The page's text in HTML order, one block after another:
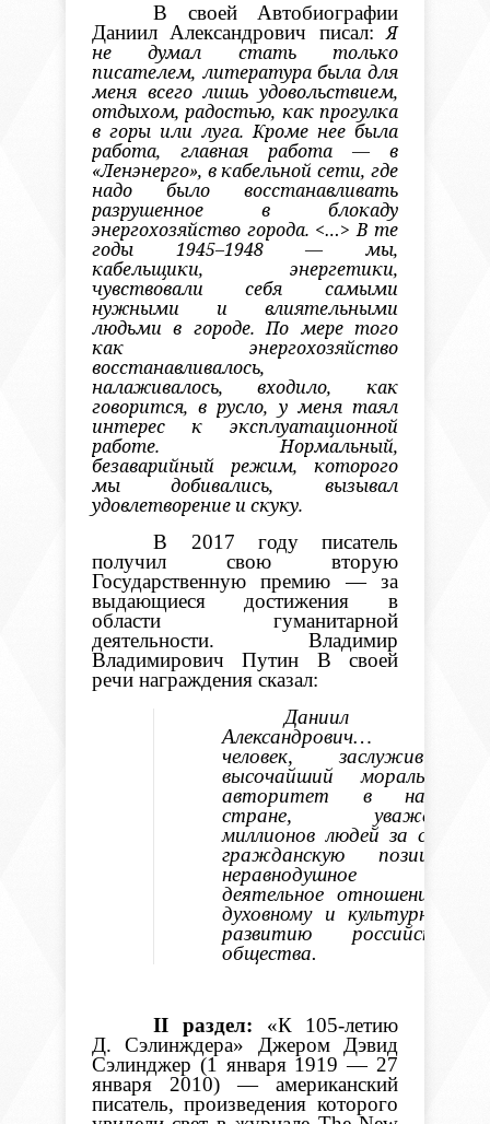
В своей Автобиографии
Даниил Александрович писал:Я
не думал стать только
писателем, литература была для
меня всего лишь удовольствием,
отдыхом, радостью, как прогулка
в горы или луга. Кроме нее была
работа, главная работа — в
«Ленэнерго», в кабельной сети, где
надо было восстанавливать
разрушенное вблокаду
энергохозяйство города. <…> В те
годы 1945–1948 — мы,
кабельщики, энергетики,
чувствовали себя самыми
нужными и влиятельными
людьми в городе. По мере того
как энергохозяйство
восстанавливалось,
налаживалось, входило, как
говорится, в русло, у меня таял
интерес к эксплуатационной
работе. Нормальный,
безаварийный режим, которого
мы добивались, вызывал
удовлетворение и скуку.
В 2017 году писатель
получил свою вторую
Государственную премию — за
выдающиеся достижения в
области гуманитарной
деятельности.Владимир
Владимирович Путин В своей
речи награждения сказал:
Даниил
Александрович… это
человек, заслуживший
высочайший моральный
авторитет в нашей
стране, уважение
миллионов людей за свою
гражданскую позицию,
неравнодушное и
деятельное отношение к
духовному и культурному
развитию российского
общества.
II раздел: «К 105-летию
Д. Сэлинждера» Джером Дэвид
Сэлинджер (1 января 1919 — 27
января 2010) — американский
писатель, произведения которого